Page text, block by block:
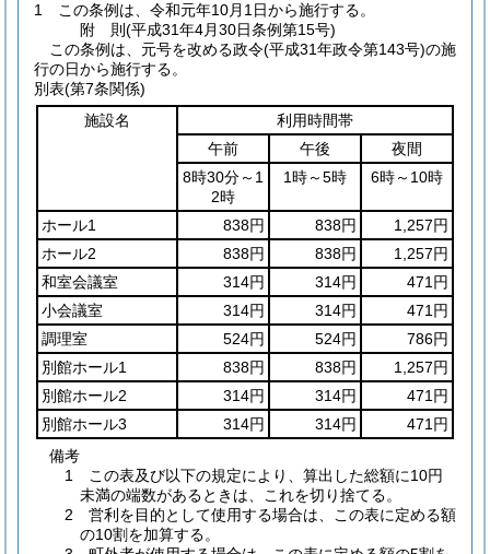
1
この条例は、令和元年10月1日から施行する。
附 則(平成31年4月30日条例第15号)
この条例は、元号を改める政令(平成31年政令第143号)の施
行の日から施行する。
別表(第7条関係)
施設名
利用時間帯
午前
午後
夜間
8時30分～1
2時
1時～5時 6時～10時
ホール1 838円 838円
1,257円
ホール2
838円 838円
1,257円
和室会議室
314円 314円
471円
小会議室
314円 314円
471円
調理室
524円 524円
786円
別館ホール1
838円 838円
1,257円
別館ホール2
314円 314円
471円
別館ホール3
314円 314円
471円
備考
1 この表及び以下の規定により、算出した総額に10円
未満の端数があるときは、これを切り捨てる。
2 営利を目的として使用する場合は、この表に定める額
の10割を加算する。